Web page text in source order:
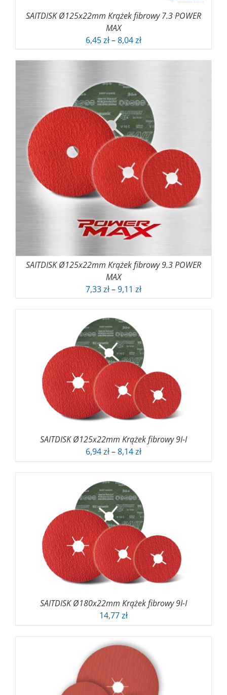
SAITDISK Ø125x22mm Krążek fibrowy 7.3 POWER
MAX
6,45zł–8,04złZakres
8,04 zł
SAITDISK Ø125x22mm Krążek fibrowy 9.3 POWER
MAX
7,33zł–9,11 złZakres
do
9,11 zł
SAITDISK Ø125x22mm Krążek fibrowy 9I-I
6,94zł–8,14złZakres
do
8,14 zł
SAITDISK Ø180x22mm Krążek fibrowy 9I-I
14,77zł